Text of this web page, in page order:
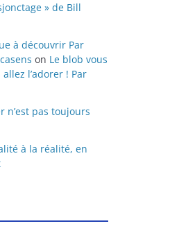
» de Bill
à découvrir Par
on Le blob vous
l’adorer ! Par
n’est pas toujours
à la réalité, en